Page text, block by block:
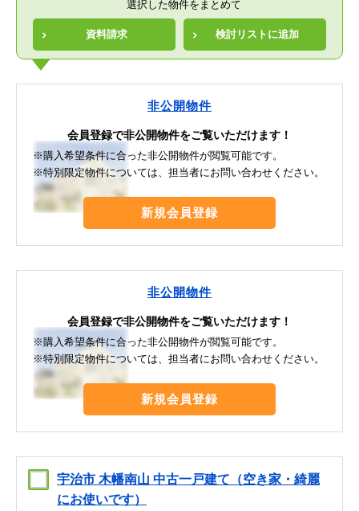
選択した物件をまとめて
資料請求 検討リストに追加
非公開物件
会員登録で非公開物件をご覧いただけます！
※購入希望条件に合った非公開物件が閲覧可能です。
※特別限定物件については、担当者にお問い合わせください。
新規会員登録
非公開物件
会員登録で非公開物件をご覧いただけます！
※購入希望条件に合った非公開物件が閲覧可能です。
※特別限定物件については、担当者にお問い合わせください。
新規会員登録
宇治市 木幡南山 中古一戸建て（空き家・綺麗
にお使いです）